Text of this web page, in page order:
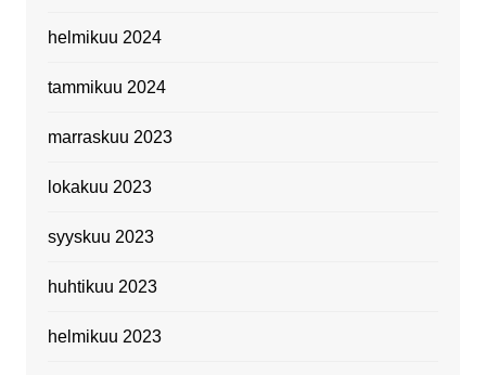
helmikuu 2024
tammikuu 2024
marraskuu 2023
lokakuu 2023
syyskuu 2023
huhtikuu 2023
helmikuu 2023